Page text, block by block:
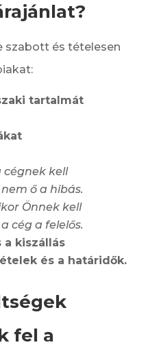
szabott és tételesen
tartalmát
cégnek kell
ő a hibás.
Önnek kell
cég a felelős.
kiszállás
és a határidők.
fel a